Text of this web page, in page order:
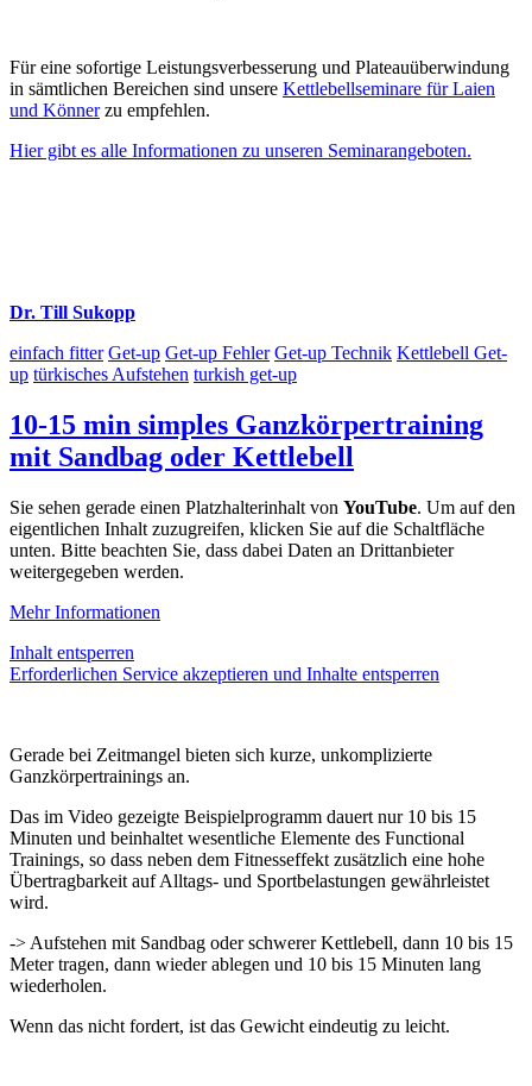
Für eine sofortige Leistungsverbesserung und Plateauüberwindung
in sämtlichen Bereichen sind unsere Kettlebellseminare für Laien
und Könnerzu empfehlen.
Hier gibt es alle Informationen zu unseren Seminarangeboten.
Dr. Till Sukopp
einfach fitter Get-up Get-up Fehler Get-up Technik Kettlebell Get-
up türkisches Aufstehen turkish get-up
10-15 min simples Ganzkörpertraining
mit Sandbag oder Kettlebell
Sie sehen gerade einen Platzhalterinhalt von YouTube. Um auf den
eigentlichen Inhalt zuzugreifen, klicken Sie auf die Schaltfläche
unten. Bitte beachten Sie, dass dabei Daten an Drittanbieter
weitergegeben werden.
Mehr Informationen
Inhalt entsperren
Erforderlichen Service akzeptieren und Inhalte entsperren
Gerade bei Zeitmangel bieten sich kurze, unkomplizierte
Ganzkörpertrainings an.
Das im Video gezeigte Beispielprogramm dauert nur 10 bis 15
Minuten und beinhaltet wesentliche Elemente des Functional
Trainings, so dass neben dem Fitnesseffekt zusätzlich eine hohe
Übertragbarkeit auf Alltags- und Sportbelastungen gewährleistet
wird.
-> Aufstehen mit Sandbag oder schwerer Kettlebell, dann 10 bis 15
Meter tragen, dann wieder ablegen und 10 bis 15 Minuten lang
wiederholen.
Wenn das nicht fordert, ist das Gewicht eindeutig zu leicht.